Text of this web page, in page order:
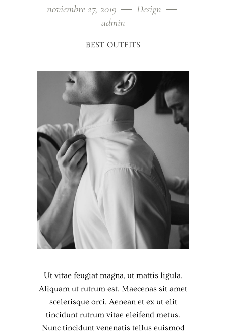
noviembre 27, 2019
Design
admin
BEST OUTFITS
Ut vitae feugiat magna, ut mattis ligula.
Aliquam ut rutrum est. Maecenas sit amet
scelerisque orci. Aenean et ex ut elit
tincidunt rutrum vitae eleifend metus.
Nunc tincidunt venenatis tellus euismod